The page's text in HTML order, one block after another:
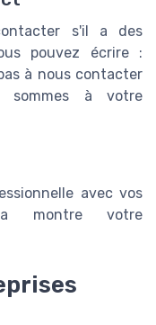
s'il a des
pouvez écrire :
à nous contacter
sommes à votre
avec vos
montre votre